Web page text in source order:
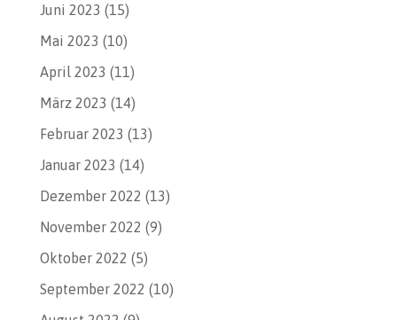
Juni 2023 (15)
Mai 2023 (10)
April 2023 (11)
März 2023 (14)
Februar 2023 (13)
Januar 2023 (14)
Dezember 2022 (13)
November 2022 (9)
Oktober 2022 (5)
September 2022 (10)